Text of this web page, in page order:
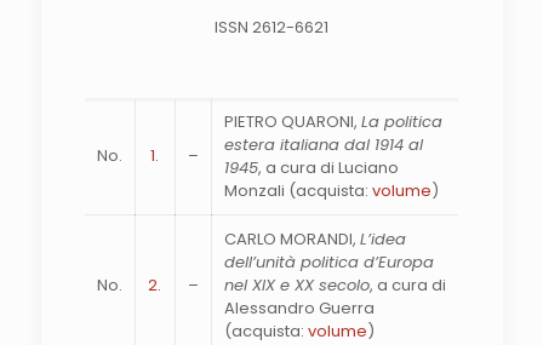
ISSN 2612-6621
No. 1. –
PIETRO QUARONI, La politica
estera italiana dal 1914 al
1945, a cura di Luciano
Monzali (acquista: volume)
No. 2. –
CARLO MORANDI, L’idea
dell’unità politica d’Europa
nel XIX e XX secolo, a cura di
Alessandro Guerra
(acquista: volume)